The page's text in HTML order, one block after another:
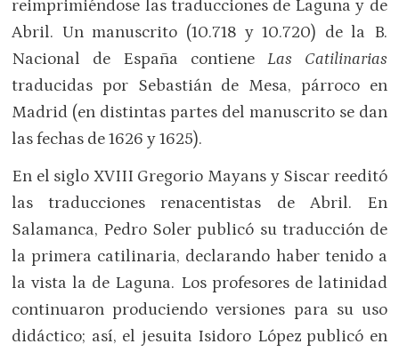
reimprimiéndose las traducciones de Laguna y de
Abril. Un manuscrito (10.718 y 10.720) de la B.
Nacional de España contiene Las Catilinarias
traducidas por Sebastián de Mesa, párroco en
Madrid (en distintas partes del manuscrito se dan
las fechas de 1626 y 1625).
En el siglo XVIII Gregorio Mayans y Siscar reeditó
las traducciones renacentistas de Abril. En
Salamanca, Pedro Soler publicó su traducción de
la primera catilinaria, declarando haber tenido a
la vista la de Laguna. Los profesores de latinidad
continuaron produciendo versiones para su uso
didáctico; así, el jesuita Isidoro López publicó en